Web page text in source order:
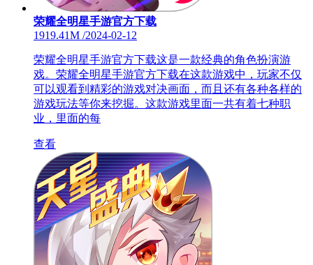
荣耀全明星手游官方下载
1919.41M /2024-02-12
荣耀全明星手游官方下载这是一款经典的角色扮演游
戏。荣耀全明星手游官方下载在这款游戏中，玩家不仅
可以观看到精彩的游戏对决画面，而且还有各种各样的
游戏玩法等你来挖掘。这款游戏里面一共有着七种职
业，里面的每
查看